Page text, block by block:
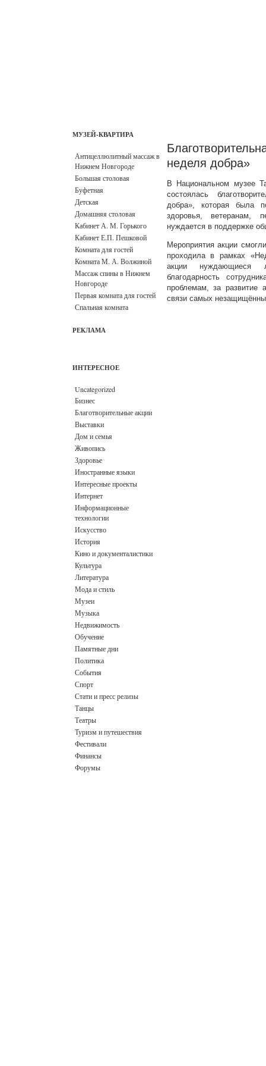
МУЗЕЙ-КВАРТИРА
Антицеллюлитный массаж в
Нижнем Новгороде
Большая столовая
Буфетная
Детская
Домашняя столовая
Кабинет А. М. Горького
Кабинет Е.П. Пешковой
Комната для гостей
Комната М. А. Волжиной
Массаж спины в Нижнем
Новгороде
Первая комната для гостей
Спальная комната
РЕКЛАМА
ИНТЕРЕСНОЕ
Uncategorized
Бизнес
Благотворительные акции
Выставки
Дом и семья
Живопись
Здоровье
Иностранные языки
Интересные проекты
Интернет
Информационные
технологии
Искусство
История
Кино и документалистики
Культура
Литература
Мода и стиль
Музеи
Музыка
Недвижимость
Обучение
Памятные дни
Политика
События
Спорт
Стати и пресс релизы
Танцы
Театры
Туризм и путешествия
Фестивали
Финансы
Форумы
неделя добра»
В Национальном музее
состоялась
добра», которая была
здоровья, ветеранам,
нуждается в поддержке
Мероприятия акции
проходила в рамках
акции
благодарность
проблемам, за развитие
связи самых